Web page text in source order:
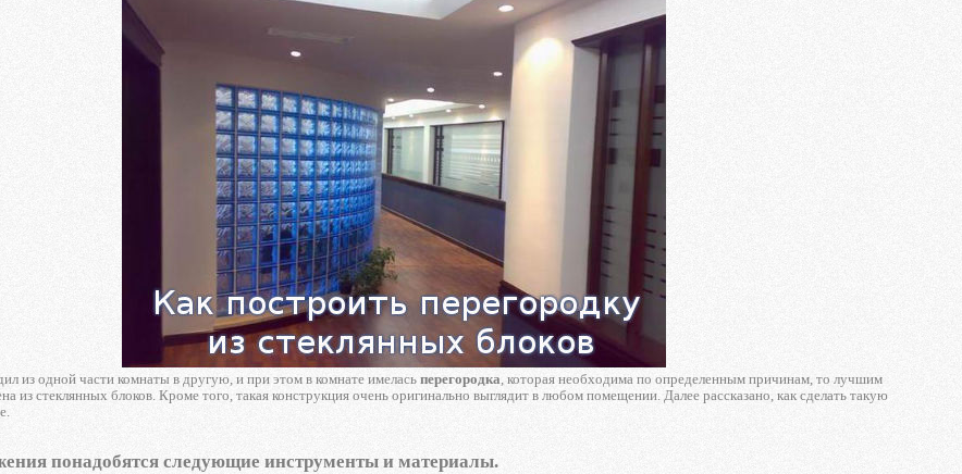
из одной части комнаты в другую, и при этом в комнате имелась перегородка, которая необходима по определенным причинам, то лучшим
из стеклянных блоков. Кроме того, такая конструкция очень оригинально выглядит в любом помещении. Далее рассказано, как сделать такую
понадобятся следующие инструменты и материалы.